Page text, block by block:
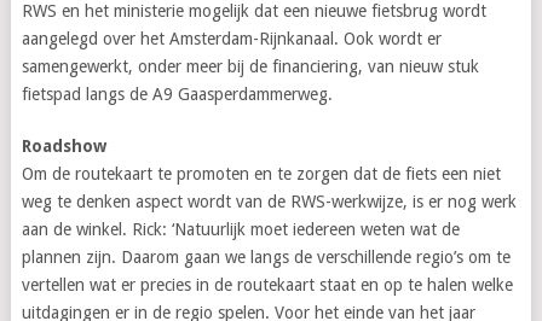
RWS en het ministerie mogelijk dat een nieuwe fietsbrug wordt
aangelegd over het Amsterdam-Rijnkanaal. Ook wordt er
samengewerkt, onder meer bij de financiering, van nieuw stuk
fietspad langs de A9 Gaasperdammerweg.
Roadshow
Om de routekaart te promoten en te zorgen dat de fiets een niet
weg te denken aspect wordt van de RWS-werkwijze, is er nog werk
aan de winkel. Rick: ‘Natuurlijk moet iedereen weten wat de
plannen zijn. Daarom gaan we langs de verschillende regio’s om te
vertellen wat er precies in de routekaart staat en op te halen welke
uitdagingen er in de regio spelen. Voor het einde van het jaar